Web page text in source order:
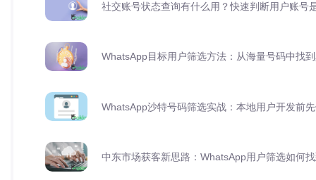
社交账号状态查询有什么用？快速判断用户账号
WhatsApp目标用户筛选方法：从海量号码中找
WhatsApp沙特号码筛选实战：本地用户开发前
中东市场获客新思路：WhatsApp用户筛选如何